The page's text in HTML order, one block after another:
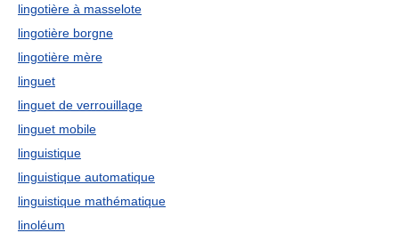
lingotière à masselote
lingotière borgne
lingotière mère
linguet
linguet de verrouillage
linguet mobile
linguistique
linguistique automatique
linguistique mathématique
linoléum